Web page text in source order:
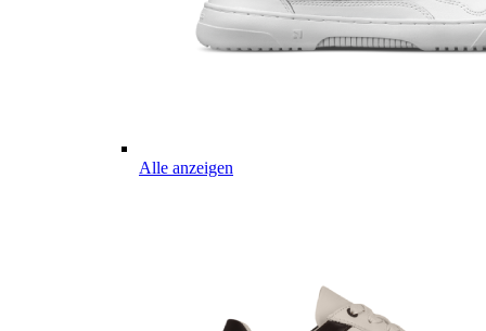
Alle anzeigen